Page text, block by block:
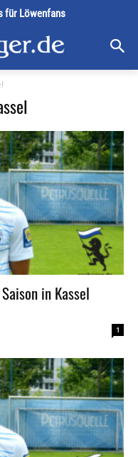
für Löwenfans
in Kassel
1